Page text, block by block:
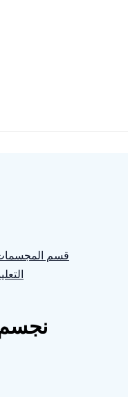
قسم